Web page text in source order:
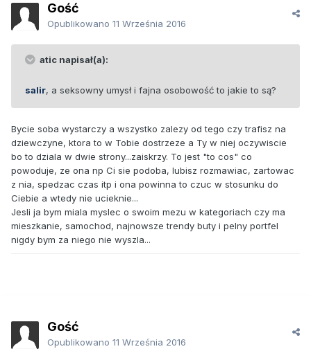
Gość
Opublikowano 11 Września 2016
atic napisał(a):
salir, a seksowny umysł i fajna osobowość to jakie to są?
Bycie soba wystarczy a wszystko zalezy od tego czy trafisz na
dziewczyne, ktora to w Tobie dostrzeze a Ty w niej oczywiscie
bo to dziala w dwie strony...zaiskrzy. To jest "to cos" co
powoduje, ze ona np Ci sie podoba, lubisz rozmawiac, zartowac
z nia, spedzac czas itp i ona powinna to czuc w stosunku do
Ciebie a wtedy nie ucieknie...
Jesli ja bym miala myslec o swoim mezu w kategoriach czy ma
mieszkanie, samochod, najnowsze trendy buty i pelny portfel
nigdy bym za niego nie wyszla...
Gość
Opublikowano 11 Września 2016